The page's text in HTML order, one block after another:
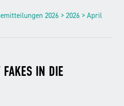
2026 > 2026 > April
FAKES IN DIE